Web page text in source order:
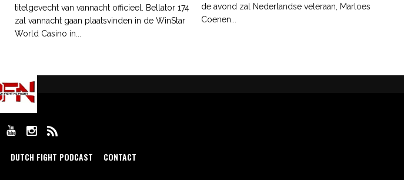
titelgevecht van vannacht officieel. Bellator 174
zal vannacht gaan plaatsvinden in de WinStar
World Casino in...
de avond zal Nederlandse veteraan, Marloes
Coenen...
DUTCH FIGHT PODCAST CONTACT